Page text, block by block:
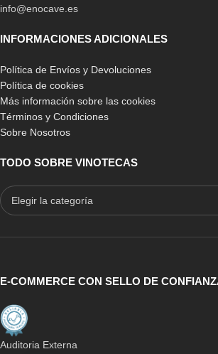
info@enocave.es
INFORMACIONES ADICIONALES
Política de Envíos y Devoluciones
Política de cookies
Más información sobre las cookies
Términos y Condiciones
Sobre Nosotros
TODO SOBRE VINOTECAS
E-COMMERCE CON SELLO DE
Auditoria Externa